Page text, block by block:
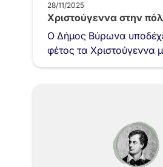
28/11/2025
Χριστούγεννα στην
Ο Δήμος Βύρωνα
φέτος τα Χριστούγεννα
πλούσιο και γιορτινό